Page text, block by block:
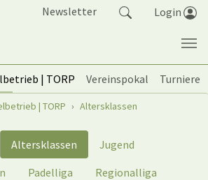
Newsletter Login
| TORP Vereinspokal
Turniere
| TORP Altersklassen
Altersklassen
Jugend
Padelliga
Regionalliga